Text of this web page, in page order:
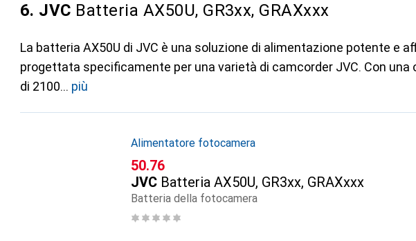
6. JVC Batteria AX50U, GR3xx, GRAXxxx
La batteria AX50U di JVC è una soluzione di alimentazione potente e
progettata specificamente per una varietà di camcorder JVC. Con una
di 2100
più
Alimentatore fotocamera
CHF
50.76
JVC Batteria AX50U, GR3xx, GRAXxxx
Batteria della fotocamera